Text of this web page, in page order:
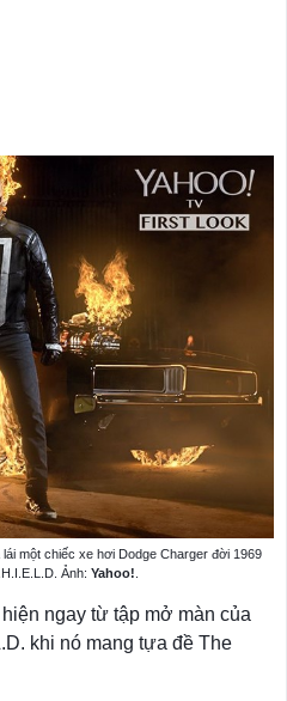
một chiếc xe hơi Dodge Charger đời 1969
Ảnh: Yahoo!
ngay từ tập mở màn của
khi nó mang tựa đề The